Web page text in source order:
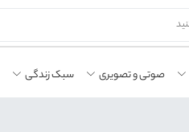
صوتی و تصویری سبک زندگی